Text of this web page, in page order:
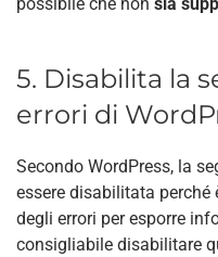
5. Disabilita la
errori di
Secondo WordPress, la
essere disabilitata
degli errori per esporre
consigliabile disabilitare